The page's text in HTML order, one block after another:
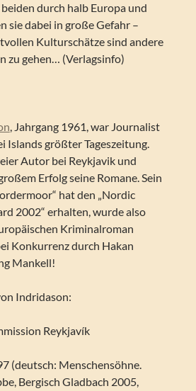
durch halb Europa und
sie dabei in große Gefahr –
Kulturschätze sind andere
zu gehen… (Verlagsinfo)
, Jahrgang 1961, war Journalist
Islands größter Tageszeitung.
Autor bei Reykjavik und
Erfolg seine Romane. Sein
hat den „Nordic
2002“ erhalten, wurde also
Kriminalroman
Konkurrenz durch Hakan
Mankell!
Indridason:
Reykjavík
(deutsch: Menschensöhne.
Bergisch Gladbach 2005,